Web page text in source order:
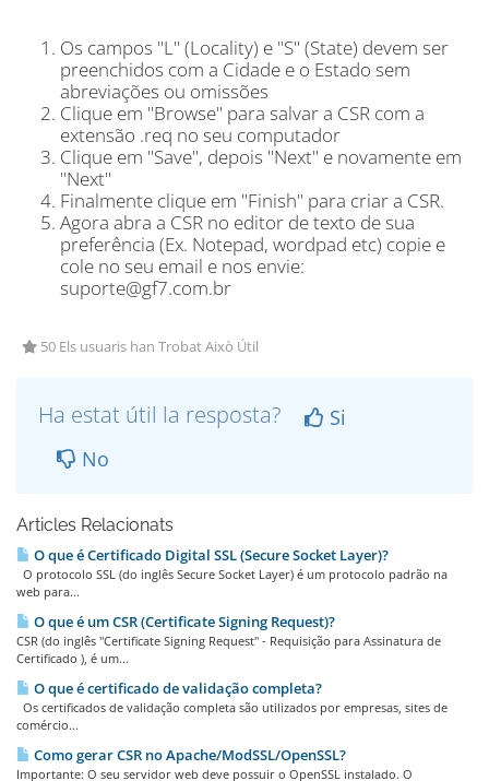
Os campos "L" (Locality) e "S" (State) devem ser
preenchidos com a Cidade e o Estado sem
abreviações ou omissões
Clique em "Browse" para salvar a CSR com a
extensão .req no seu computador
Clique em "Save", depois "Next" e novamente em
"Next"
Finalmente clique em "Finish" para criar a CSR.
Agora abra a CSR no editor de texto de sua
preferência (Ex. Notepad, wordpad etc) copie e
cole no seu email e nos envie:
suporte@gf7.com.br
50 Els usuaris han Trobat Això Útil
Ha estat útil la resposta?
Si
No
Articles Relacionats
O que é Certificado Digital SSL (Secure Socket Layer)?
O protocolo SSL (do inglês Secure Socket Layer) é um protocolo padrão na
web para...
O que é um CSR (Certificate Signing Request)?
CSR (do inglês "Certificate Signing Request" - Requisição para Assinatura de
Certificado ), é um...
O que é certificado de validação completa?
Os certificados de validação completa são utilizados por empresas, sites de
comércio...
Como gerar CSR no Apache/ModSSL/OpenSSL?
Importante: O seu servidor web deve possuir o OpenSSL instalado. O